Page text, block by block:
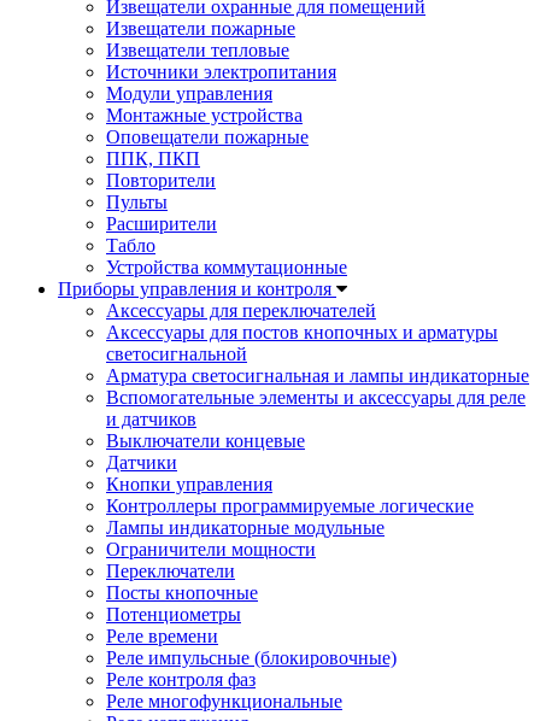
Извещатели охранные для помещений
Извещатели пожарные
Извещатели тепловые
Источники электропитания
Модули управления
Монтажные устройства
Оповещатели пожарные
ППК, ПКП
Повторители
Пульты
Расширители
Табло
Устройства коммутационные
Приборы управления и контроля
Аксессуары для переключателей
Аксессуары для постов кнопочных и арматуры
светосигнальной
Арматура светосигнальная и лампы индикаторные
Вспомогательные элементы и аксессуары для реле
и датчиков
Выключатели концевые
Датчики
Кнопки управления
Контроллеры программируемые логические
Лампы индикаторные модульные
Ограничители мощности
Переключатели
Посты кнопочные
Потенциометры
Реле времени
Реле импульсные (блокировочные)
Реле контроля фаз
Реле многофункциональные